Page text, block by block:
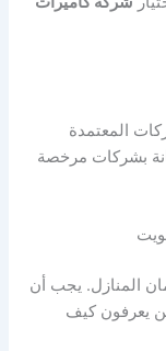
المعتمدة
بشركات مرخصة
المنازل. يجب أن
يعرفون كيف